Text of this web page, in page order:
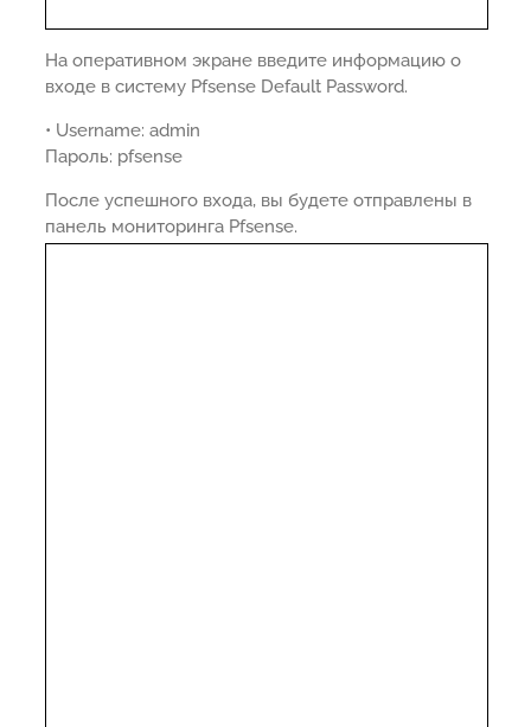
На оперативном экране введите информацию о
входе в систему Pfsense Default Password.
• Username: admin
Пароль: pfsense
После успешного входа, вы будете отправлены в
панель мониторинга Pfsense.